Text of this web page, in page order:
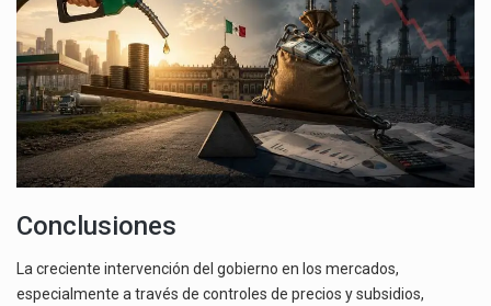
Conclusiones
La creciente intervención del gobierno en los mercados,
especialmente a través de controles de precios y subsidios,